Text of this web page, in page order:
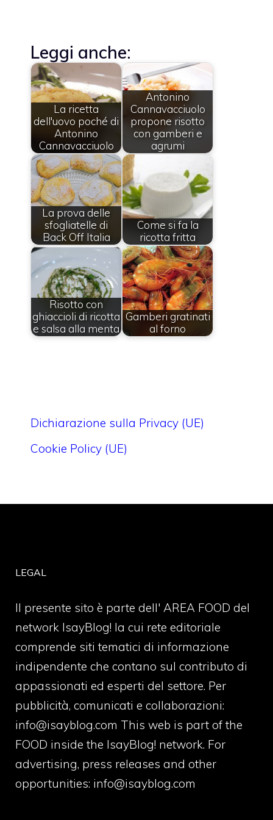
Leggi anche:
La ricetta
dell'uovo poché di
Antonino
Cannavacciuolo
Antonino
Cannavacciuolo
propone risotto
con gamberi e
agrumi
La prova delle
sfogliatelle di
Back Off Italia
Come si fa la
ricotta fritta
Risotto con
ghiaccioli di ricotta
e salsa alla menta
Gamberi gratinati
al forno
Dichiarazione sulla Privacy (UE)
Cookie Policy (UE)
LEGAL
Il presente sito è parte dell' AREA FOOD del
network IsayBlog! la cui rete editoriale
comprende siti tematici di informazione
indipendente che contano sul contributo di
appassionati ed esperti del settore. Per
pubblicità, comunicati e collaborazioni:
info@isayblog.com This web is part of the
FOOD inside the IsayBlog! network. For
advertising, press releases and other
opportunities: info@isayblog.com